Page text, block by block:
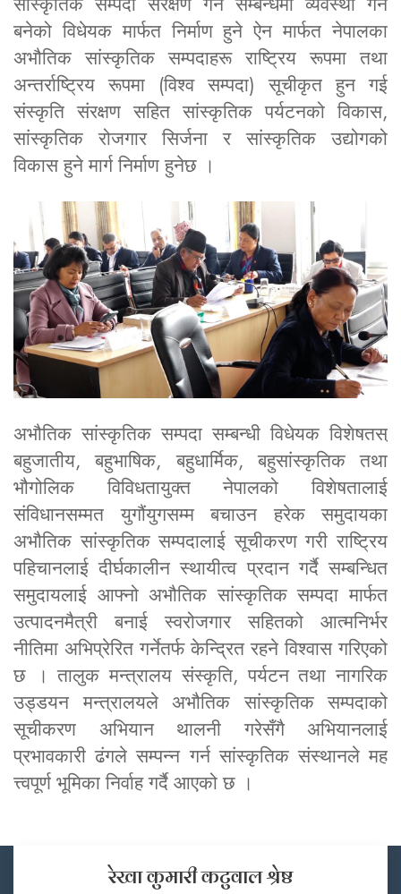
बनेको विधेयक मार्फत निर्माण हुने ऐन मार्फत नेपालका
अभौतिक सांस्कृतिक सम्पदाहरू राष्ट्रिय रूपमा तथा
अन्तर्राष्ट्रिय रूपमा (विश्व सम्पदा) सूचीकृत हुन गई
संस्कृति संरक्षण सहित सांस्कृतिक पर्यटनको विकास,
सांस्कृतिक रोजगार सिर्जना र सांस्कृतिक उद्योगको
विकास हुने मार्ग निर्माण हुनेछ ।
अभौतिक सांस्कृतिक सम्पदा सम्बन्धी विधेयक विशेषतस्
बहुजातीय, बहुभाषिक, बहुधार्मिक, बहुसांस्कृतिक तथा
भौगोलिक विविधतायुक्त नेपालको विशेषतालाई
संविधानसम्मत युगौंयुगसम्म बचाउन हरेक समुदायका
अभौतिक सांस्कृतिक सम्पदालाई सूचीकरण गरी राष्ट्रिय
पहिचानलाई दीर्घकालीन स्थायीत्व प्रदान गर्दै सम्बन्धित
समुदायलाई आफ्नो अभौतिक सांस्कृतिक सम्पदा मार्फत
उत्पादनमैत्री बनाई स्वरोजगार सहितको आत्मनिर्भर
नीतिमा अभिप्रेरित गर्नेतर्फ केन्द्रित रहने विश्वास गरिएको
छ । तालुक मन्त्रालय संस्कृति, पर्यटन तथा नागरिक
उड्डयन मन्त्रालयले अभौतिक सांस्कृतिक सम्पदाको
सूचीकरण अभियान थालनी गरेसँगै अभियानलाई
प्रभावकारी ढंगले सम्पन्न गर्न सांस्कृतिक संस्थानले मह
त्त्वपूर्ण भूमिका निर्वाह गर्दै आएको छ ।
रेखा कुमारी कटुवाल श्रेष्ठ